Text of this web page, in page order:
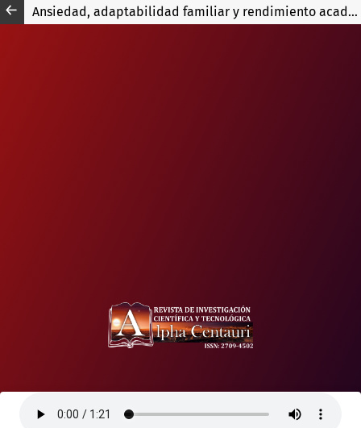
Ansiedad, adaptabilidad familiar y rendimiento académico en estudiantes de la especialidad de Psicología - UNEEGV durante la pandemia Covid-19